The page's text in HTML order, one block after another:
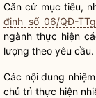
Căn cứ mục tiêu,
định số 06/QĐ-TTg
ngành thực hiện
lượng theo yêu cầu.
Các nội dung
chủ trì thực hiện